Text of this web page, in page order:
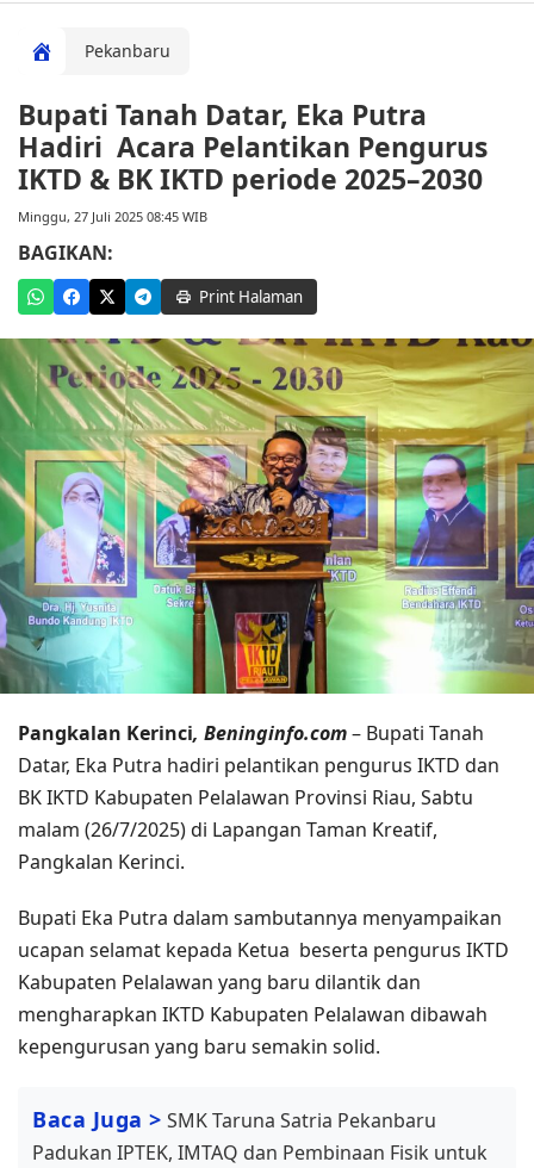
Pekanbaru
Bupati Tanah Datar, Eka Putra
Hadiri Acara Pelantikan Pengurus
IKTD & BK IKTD periode 2025–2030
Minggu, 27 Juli 2025 08:45 WIB
BAGIKAN:
Print Halaman
Pangkalan Kerinci, Beninginfo.com– Bupati Tanah
Datar, Eka Putra hadiri pelantikan pengurus IKTD dan
BK IKTD Kabupaten Pelalawan Provinsi Riau, Sabtu
malam (26/7/2025) di Lapangan Taman Kreatif,
Pangkalan Kerinci.
Bupati Eka Putra dalam sambutannya menyampaikan
ucapan selamat kepada Ketua beserta pengurus IKTD
Kabupaten Pelalawan yang baru dilantik dan
mengharapkan IKTD Kabupaten Pelalawan dibawah
kepengurusan yang baru semakin solid.
Baca Juga > SMK Taruna Satria Pekanbaru
Padukan IPTEK, IMTAQ dan Pembinaan Fisik untuk